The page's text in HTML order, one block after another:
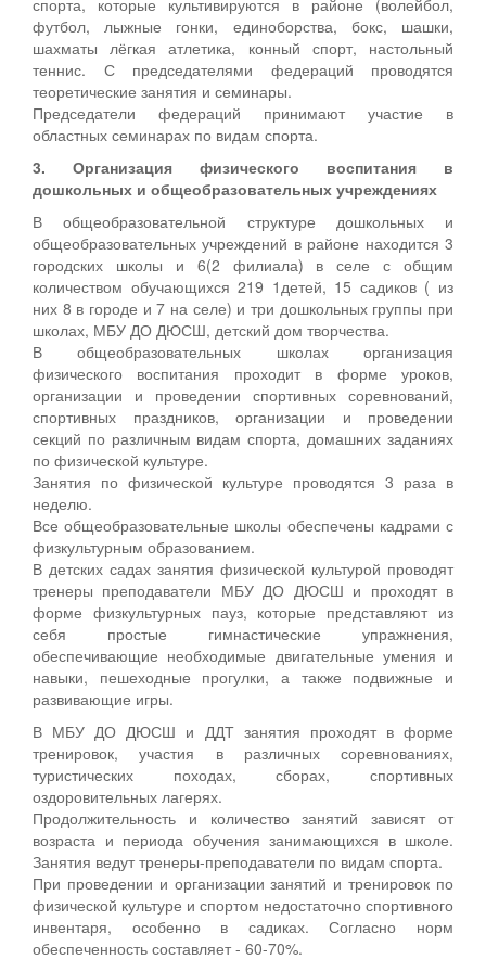
футбол, лыжные гонки, единоборства, бокс, шашки,
шахматы лёгкая атлетика, конный спорт, настольный
теннис. С председателями федераций проводятся
теоретические занятия и семинары.
Председатели федераций принимают участие в
областных семинарах по видам спорта.
3. Организация физического воспитания в
дошкольных и общеобразовательных учреждениях
В общеобразовательной структуре дошкольных и
общеобразовательных учреждений в районе находится 3
городских школы и 6(2 филиала) в селе с общим
количеством обучающихся 219 1детей, 15 садиков ( из
них 8 в городе и 7 на селе) и три дошкольных группы при
школах, МБУ ДО ДЮСШ, детский дом творчества.
В общеобразовательных школах организация
физического воспитания проходит в форме уроков,
организации и проведении спортивных соревнований,
спортивных праздников, организации и проведении
секций по различным видам спорта, домашних заданиях
по физической культуре.
Занятия по физической культуре проводятся 3 раза в
неделю.
Все общеобразовательные школы обеспечены кадрами с
физкультурным образованием.
В детских садах занятия физической культурой проводят
тренеры преподаватели МБУ ДО ДЮСШ и проходят в
форме физкультурных пауз, которые представляют из
себя простые гимнастические упражнения,
обеспечивающие необходимые двигательные умения и
навыки, пешеходные прогулки, а также подвижные и
развивающие игры.
В МБУ ДО ДЮСШ и ДДТ занятия проходят в форме
тренировок, участия в различных соревнованиях,
туристических походах, сборах, спортивных
оздоровительных лагерях.
Продолжительность и количество занятий зависят от
возраста и периода обучения занимающихся в школе.
Занятия ведут тренеры-преподаватели по видам спорта.
При проведении и организации занятий и тренировок по
физической культуре и спортом недостаточно спортивного
инвентаря, особенно в садиках. Согласно норм
обеспеченность составляет - 60-70%.
сельских
поселений,
общественными
организациями
физкультурно-
спортивной
направленности.
муниципального
УДОД
других
учреждений
спортивной
направленности,
развитие
материально-
технической
базы
физической
культуры
спорта
Кашинском
районе.
Исходя
вышеперечисленных
задач
ожидаются
следующие
результаты:
видам
спорта,
спортивные
секции
детского
дома
творчеств.
Собранием
депутатов
Кашинского
района
была
принята
Программа
развития
физической
культуры
спорта
муниципальном
образовании
«Кашинский
район
Тверской
области
2015-
2017
годы».
2015
Комитет
путём
слияния
юридических
носит
название
Комитета
культуре,
футболу
самбо.
группы
школах,
ДЮСШ,
детский
творчества.
согласно
утверждённой
программе.
проживания
людей).
проведении